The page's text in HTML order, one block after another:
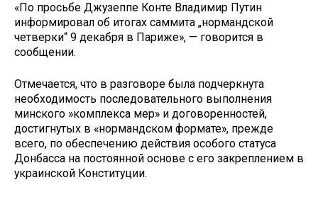
«По просьбе Джузеппе Конте Владимир Путин
информировал об итогах саммита „нормандской
четверки“ 9 декабря в Париже», — говорится в
сообщении.
Отмечается, что в разговоре была подчеркнута
необходимость последовательного выполнения
минского »комплекса мер» и договоренностей,
достигнутых в «нормандском формате», прежде
всего, по обеспечению действия особого статуса
Донбасса на постоянной основе с его закреплением в
украинской Конституции.